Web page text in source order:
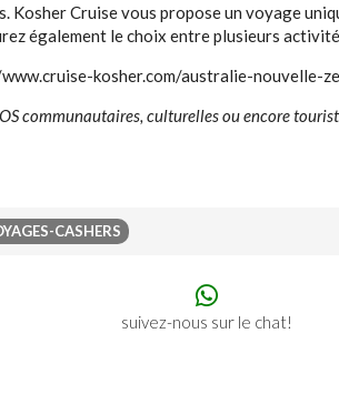
Kosher Cruise vous propose un voyage
également le choix entre plusieurs
kosher.com/australie-nouvelle-
communautaires, culturelles ou encore
CASHERS
suivez-nous sur le chat!